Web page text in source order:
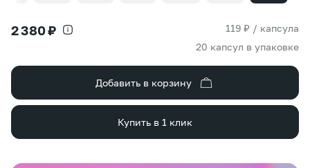
2 380 ₽
119 ₽ / капсула
20 капсул в упаковке
Добавить в корзину
Купить в 1 клик